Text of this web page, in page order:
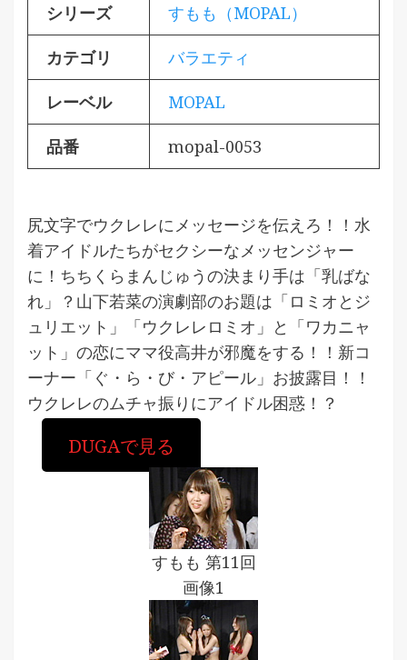
シリーズ すもも（MOPAL）
カテゴリ バラエティ
レーベル MOPAL
品番 mopal-0053
尻文字でウクレレにメッセージを伝えろ！！水
着アイドルたちがセクシーなメッセンジャー
に！ちちくらまんじゅうの決まり手は「乳ばな
れ」？山下若菜の演劇部のお題は「ロミオとジ
ュリエット」「ウクレレロミオ」と「ワカニャ
ット」の恋にママ役高井が邪魔をする！！新コ
ーナー「ぐ・ら・び・アピール」お披露目！！
ウクレレのムチャ振りにアイドル困惑！？
DUGAで見る
すもも 第11回
画像1